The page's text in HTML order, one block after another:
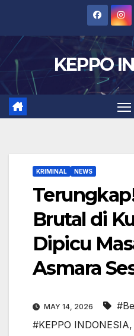
content
KEPPO
KRIMINAL NEWS
Brutal di
Dipicu
Asmara
MAY 14, 2026
#KEPPO INDONESIA,